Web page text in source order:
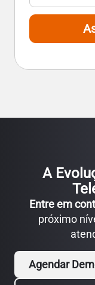
A
Entre em
próximo
Agendar